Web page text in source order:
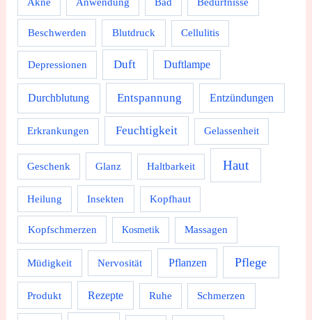
Akne Anwendung Bad Bedürfnisse
Beschwerden Blutdruck Cellulitis
Depressionen Duft Duftlampe
Durchblutung Entspannung Entzündungen
Erkrankungen Feuchtigkeit Gelassenheit
Geschenk Glanz Haltbarkeit Haut
Heilung Insekten Kopfhaut
Kopfschmerzen Kosmetik Massagen
Müdigkeit Nervosität Pflanzen Pflege
Produkt Rezepte Ruhe Schmerzen